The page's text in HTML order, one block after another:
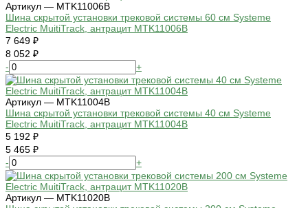
Артикул — MTK11006B
Шина скрытой установки трековой системы 60 см Systeme
Electric MuitiTrack, антрацит MTK11006B
7 649 ₽
8 052 ₽
-
+
Артикул — MTK11004B
Шина скрытой установки трековой системы 40 см Systeme
Electric MuitiTrack, антрацит MTK11004B
5 192 ₽
5 465 ₽
-
+
Артикул — MTK11020B